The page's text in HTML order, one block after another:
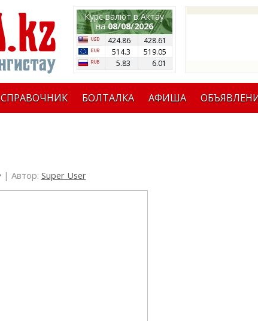
Курс валют в Актау
на08/08/2026
424.86
428.61
514.3
519.05
5.83
6.01
СПРАВОЧНИК БОЛТАЛКА АФИША
| Автор: Super User